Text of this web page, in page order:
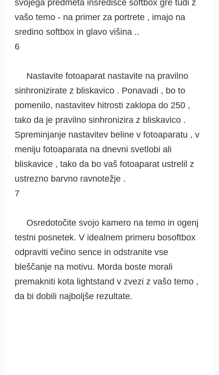
svojega predmeta insredišče softbox gre tudi z
vašo temo - na primer za portrete , imajo na
sredino softbox in glavo višina ..
6
Nastavite fotoaparat nastavite na pravilno
sinhronizirate z bliskavico . Ponavadi , bo to
pomenilo, nastavitev hitrosti zaklopa do 250 ,
tako da je pravilno sinhronizira z bliskavico .
Spreminjanje nastavitev beline v fotoaparatu , v
meniju fotoaparata na dnevni svetlobi ali
bliskavice , tako da bo vaš fotoaparat ustrelil z
ustrezno barvno ravnotežje .
7
Osredotočite svojo kamero na temo in ogenj
testni posnetek. V idealnem primeru bosoftbox
odpraviti večino sence in odstranite vse
bleščanje na motivu. Morda boste morali
premakniti kota lightstand v zvezi z vašo temo ,
da bi dobili najboljše rezultate.